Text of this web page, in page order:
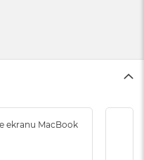
ekranu MacBook